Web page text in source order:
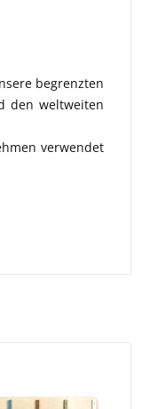
begrenzten
den weltweiten
verwendet